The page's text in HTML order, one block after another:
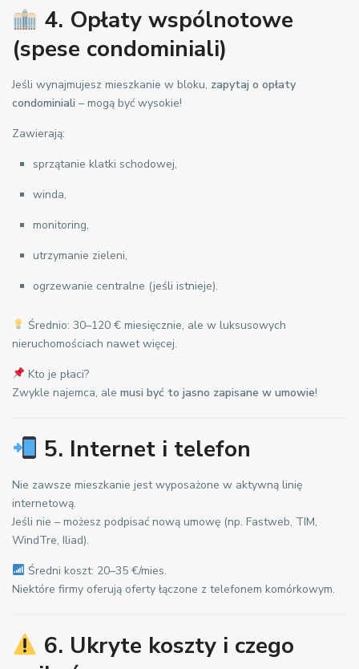
4. Opłaty wspólnotowe
(spese condominiali)
Jeśli wynajmujesz mieszkanie w bloku, zapytaj o opłaty
condominiali – mogą być wysokie!
Zawierają:
sprzątanie klatki schodowej,
winda,
monitoring,
utrzymanie zieleni,
ogrzewanie centralne (jeśli istnieje).
Średnio: 30–120 € miesięcznie, ale w luksusowych
nieruchomościach nawet więcej.
Kto je płaci?
Zwykle najemca, ale musi być to jasno zapisane w umowie!
5. Internet i telefon
Nie zawsze mieszkanie jest wyposażone w aktywną linię
internetową.
Jeśli nie – możesz podpisać nową umowę (np. Fastweb, TIM,
WindTre, Iliad).
Średni koszt: 20–35 €/mies.
Niektóre firmy oferują oferty łączone z telefonem komórkowym.
6. Ukryte koszty i czego